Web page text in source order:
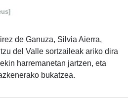
de Ganuza, Silvia Aierra,
del Valle sortzaileak ariko dira
harremanetan jartzen, eta
bukatzea.